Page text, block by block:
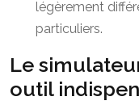
légèrement
particuliers.
Le
outil